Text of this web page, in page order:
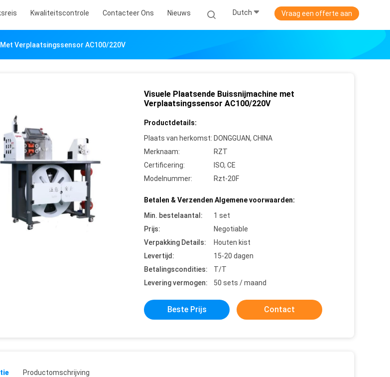
Kwaliteitscontrole Contacteer Ons Nieuws Dutch Vraag een offerte aan
Verplaatsingssensor AC100/220V
Visuele Plaatsende Buissnijmachine met
Verplaatsingssensor AC100/220V
Productdetails:
Plaats van herkomst: DONGGUAN, CHINA
Merknaam:
RZT
Certificering:
ISO, CE
Modelnummer:
Rzt-20F
Betalen & Verzenden Algemene voorwaarden:
Min. bestelaantal:
1 set
Prijs:
Negotiable
Verpakking Details:
Houten kist
Levertijd:
15-20 dagen
Betalingscondities:
T/T
Levering vermogen:
50 sets / maand
Beste Prijs Contact
Productomschrijving